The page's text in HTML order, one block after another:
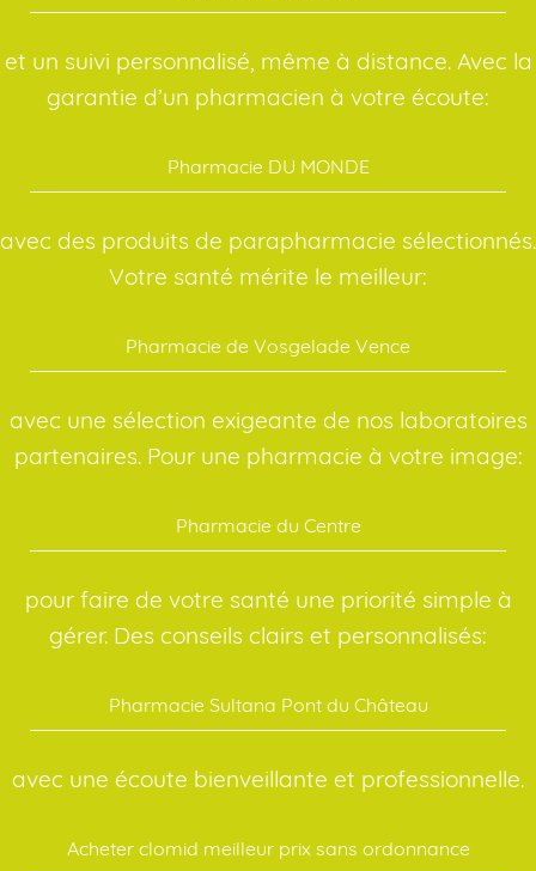
et un suivi personnalisé, même à distance. Avec la
garantie d’un pharmacien à votre écoute:
Pharmacie DU MONDE
avec des produits de parapharmacie sélectionnés.
Votre santé mérite le meilleur:
Pharmacie de Vosgelade Vence
avec une sélection exigeante de nos laboratoires
partenaires. Pour une pharmacie à votre image:
Pharmacie du Centre
pour faire de votre santé une priorité simple à
gérer. Des conseils clairs et personnalisés:
Pharmacie Sultana Pont du Château
avec une écoute bienveillante et professionnelle.
Acheter clomid meilleur prix sans ordonnance